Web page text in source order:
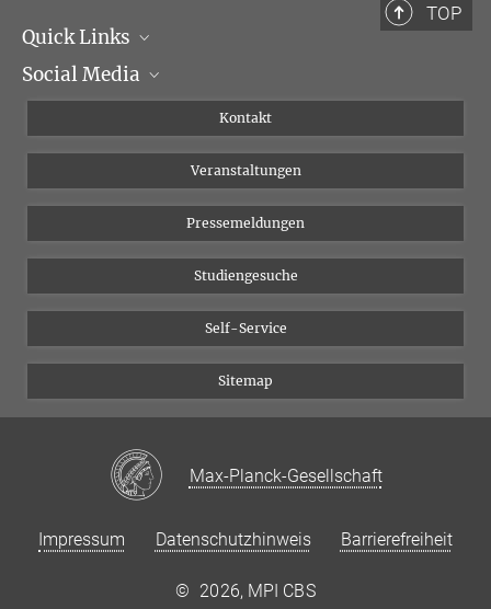
TOP
Quick Links
Institutsleitung
Social Media
YouTube
Kontakt
Veranstaltungen
Pressemeldungen
Studiengesuche
Self-Service
Sitemap
Max-Planck-Gesellschaft
Impressum Datenschutzhinweis Barrierefreiheit
© 2026, MPI CBS